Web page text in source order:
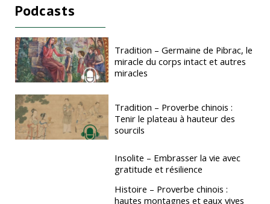
Podcasts
Tradition – Germaine de Pibrac, le
miracle du corps intact et autres
miracles
Tradition – Proverbe chinois :
Tenir le plateau à hauteur des
sourcils
Insolite – Embrasser la vie avec
gratitude et résilience
Histoire – Proverbe chinois :
hautes montagnes et eaux vives